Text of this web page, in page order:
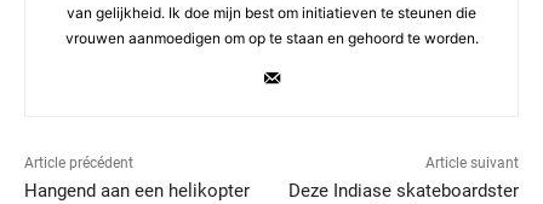
van gelijkheid. Ik doe mijn best om initiatieven te steunen die
vrouwen aanmoedigen om op te staan en gehoord te worden.
Article précédent
Hangend aan een helikopter
Article suivant
Deze Indiase skateboardster